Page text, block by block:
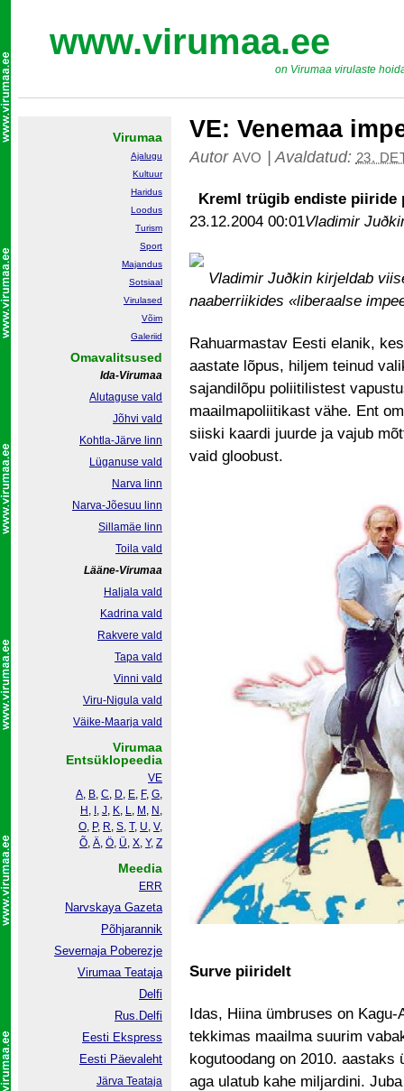
www.virumaa.ee
on Virumaa virulaste
VE: Venemaa
Autor AVO |Avaldatud: 23.
Kreml trügib endiste piiride
23.12.2004 00:01Vladimir
Vladimir Juðkin kirjeldab
naaberriikides «liberaalse
Rahuarmastav Eesti elanik,
aastate lõpus, hiljem teinud
sajandilõpu poliitilistest
maailmapoliitikast vähe. Ent
siiski kaardi juurde ja vajub
vaid gloobust.
Surve piiridelt
Idas, Hiina ümbruses on
tekkimas maailma suurim
kogutoodang on 2010.
aga ulatub kahe miljardini.
Virumaa
Ajalugu
Kultuur
Haridus
Loodus
Turism
Sport
Majandus
Sotsiaal
Virulased
Võim
Galeriid
Omavalitsused
Ida-Virumaa
Alutaguse vald
Jõhvi vald
Kohtla-Järve linn
Lüganuse vald
Narva linn
Narva-Jõesuu linn
Sillamäe linn
Toila vald
Lääne-Virumaa
Haljala vald
Kadrina vald
Rakvere vald
Tapa vald
Vinni vald
Viru-Nigula vald
Väike-Maarja vald
Virumaa
Entsüklopeedia
VE
A, B, C, D, E, F, G,
H , , J, K, L, M , N ,
O, P, R, S, T, U, V,
Õ, Ä, Ö, Ü, X, Y, Z
Meedia
ERR
Narvskaya Gazeta
Põhjarannik
Severnaja Poberezje
Virumaa Teataja
Delfi
Rus.Delfi
Eesti Ekspress
Eesti Päevaleht
Järva Teataja